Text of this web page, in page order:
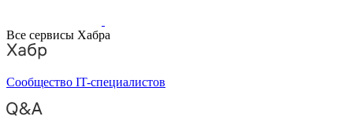
Все сервисы Хабра
Сообщество IT-специалистов